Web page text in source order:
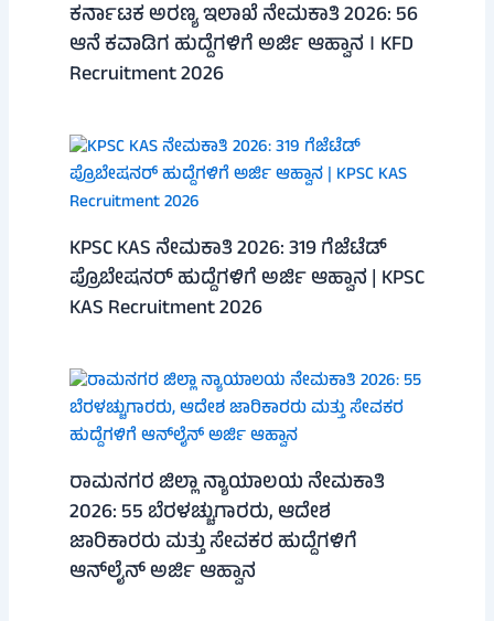
ಕರ್ನಾಟಕ ಅರಣ್ಯ ಇಲಾಖೆ ನೇಮಕಾತಿ 2026: 56
ಆನೆ ಕವಾಡಿಗ ಹುದ್ದೆಗಳಿಗೆ ಅರ್ಜಿ ಆಹ್ವಾನ । KFD
Recruitment 2026
KPSC KAS ನೇಮಕಾತಿ 2026: 319 ಗೆಜೆಟೆಡ್
ಪ್ರೊಬೇಷನರ್ ಹುದ್ದೆಗಳಿಗೆ ಅರ್ಜಿ ಆಹ್ವಾನ | KPSC
KAS Recruitment 2026
ರಾಮನಗರ ಜಿಲ್ಲಾ ನ್ಯಾಯಾಲಯ ನೇಮಕಾತಿ
2026: 55 ಬೆರಳಚ್ಚುಗಾರರು, ಆದೇಶ
ಜಾರಿಕಾರರು ಮತ್ತು ಸೇವಕರ ಹುದ್ದೆಗಳಿಗೆ
ಆನ್‌ಲೈನ್ ಅರ್ಜಿ ಆಹ್ವಾನ